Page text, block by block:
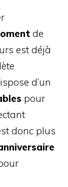
de
est déjà
d’un
pour
donc plus